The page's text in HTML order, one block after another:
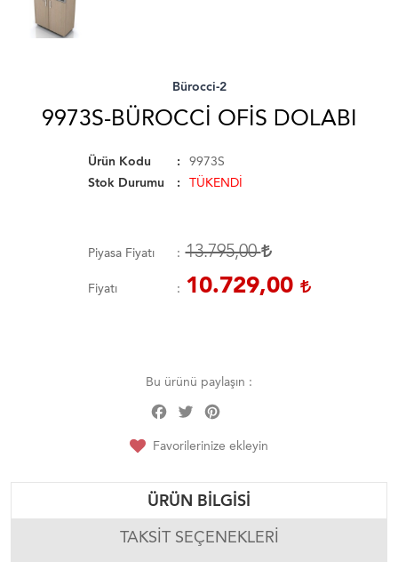
Bürocci-2
9973S-BÜROCCI OFIS DOLABI
Ürün Kodu
9973S
Stok Durumu
TÜKENDİ
Piyasa Fiyatı 13.795,00
Fiyatı 10.729,00
Bu ürünü paylaşın :
Facebook
Twitter
Favorilerinize ekleyin
ÜRÜN BILGISI
TAKSIT SEÇENEKLERI